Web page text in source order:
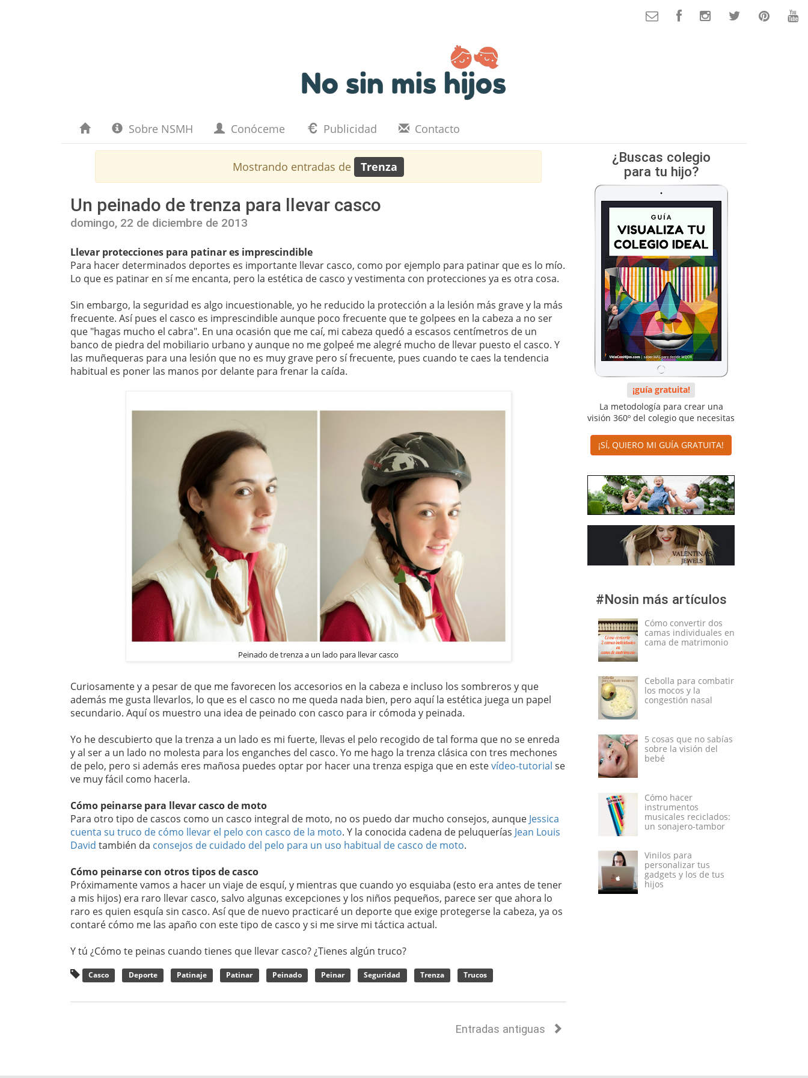
Sobre NSMH Conóceme Publicidad Contacto
Mostrando entradas de Trenza
Un peinado de trenza para llevar casco
domingo, 22 de diciembre de 2013
Llevar protecciones para patinar es imprescindible
Para hacer determinados deportes es importante llevar casco, como por ejemplo para patinar que es lo mío.
Lo que es patinar en sí me encanta, pero la estética de casco y vestimenta con protecciones ya es otra cosa.
Sin embargo, la seguridad es algo incuestionable, yo he reducido la protección a la lesión más grave y la más
frecuente. Así pues el casco es imprescindible aunque poco frecuente que te golpees en la cabeza a no ser
que "hagas mucho el cabra". En una ocasión que me caí, mi cabeza quedó a escasos centímetros de un
banco de piedra del mobiliario urbano y aunque no me golpeé me alegré mucho de llevar puesto el casco. Y
las muñequeras para una lesión que no es muy grave pero sí frecuente, pues cuando te caes la tendencia
habitual es poner las manos por delante para frenar la caída.
Peinado de trenza a un lado para llevar casco
Curiosamente y a pesar de que me favorecen los accesorios en la cabeza e incluso los sombreros y que
además me gusta llevarlos, lo que es el casco no me queda nada bien, pero aquí la estética juega un papel
secundario. Aquí os muestro una idea de peinado con casco para ir cómoda y peinada.
Yo he descubierto que la trenza a un lado es mi fuerte, llevas el pelo recogido de tal forma que no se enreda
y al ser a un lado no molesta para los enganches del casco. Yo me hago la trenza clásica con tres mechones
de pelo, pero si además eres mañosa puedes optar por hacer una trenza espiga que en estevídeo-tutorial se
ve muy fácil como hacerla.
Cómo peinarse para llevar casco de moto
Para otro tipo de cascos como un casco integral de moto, no os puedo dar mucho consejos, aunque Jessica
cuenta su truco de cómo llevar el pelo con casco de la moto. Y la conocida cadena de peluquerías Jean Louis
David también da consejos de cuidado del pelo para un uso habitual de casco de moto.
Cómo peinarse con otros tipos de casco
Próximamente vamos a hacer un viaje de esquí, y mientras que cuando yo esquiaba (esto era antes de tener
a mis hijos) era raro llevar casco, salvo algunas excepciones y los niños pequeños, parece ser que ahora lo
raro es quien esquía sin casco. Así que de nuevo practicaré un deporte que exige protegerse la cabeza, ya os
contaré cómo me las apaño con este tipo de casco y si me sirve mi táctica actual.
Y tú ¿Cómo te peinas cuando tienes que llevar casco? ¿Tienes algún truco?
Casco Deporte Patinaje Patinar Peinado Peinar Seguridad Trenza Trucos
Entradas antiguas
¿Buscas colegio
para tu hijo?
¡guía gratuita!
La metodología para crear una
visión 360º del colegio que necesitas
¡SÍ, QUIERO MI GUÍA GRATUITA!
#Nosin más artículos
Cómo convertir dos
camas individuales en
cama de matrimonio
Cebolla para combatir
los mocos y la
congestión nasal
5 cosas que no sabías
sobre la visión del
bebé
Cómo hacer
instrumentos
musicales reciclados:
un sonajero-tambor
Vinilos para
personalizar tus
gadgets y los de tus
hijos